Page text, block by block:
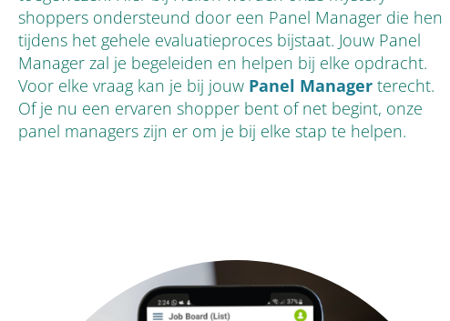
shoppers ondersteund door een Panel Manager die hen
tijdens het gehele evaluatieproces bijstaat. Jouw Panel
Manager zal je begeleiden en helpen bij elke opdracht.
Voor elke vraag kan je bij jouw Panel Manager terecht.
Of je nu een ervaren shopper bent of net begint, onze
panel managers zijn er om je bij elke stap te helpen.